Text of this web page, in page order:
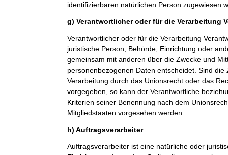
identifizierbaren natürlichen Person zugewiesen
g) Verantwortlicher oder für die Verarbeitung
Verantwortlicher oder für die Verarbeitung
juristische Person, Behörde, Einrichtung oder
gemeinsam mit anderen über die Zwecke und
personenbezogenen Daten entscheidet. Sind die
Verarbeitung durch das Unionsrecht oder das
vorgegeben, so kann der Verantwortliche
Kriterien seiner Benennung nach dem
Mitgliedstaaten vorgesehen werden.
h) Auftragsverarbeiter
Auftragsverarbeiter ist eine natürliche oder